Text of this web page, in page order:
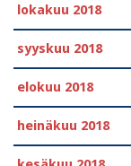
lokakuu 2018
syyskuu 2018
elokuu 2018
heinäkuu 2018